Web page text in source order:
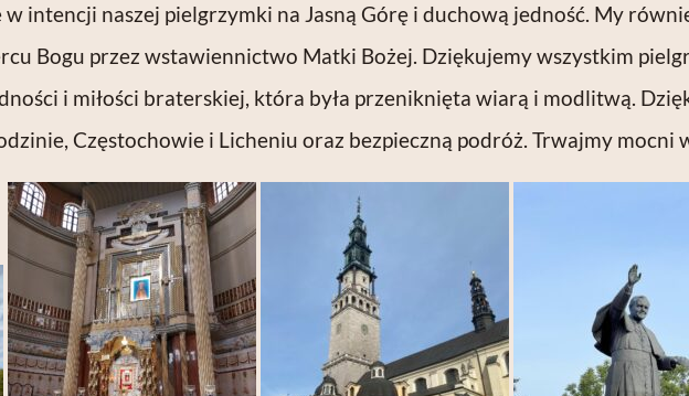
intencji naszej pielgrzymki na Jasną Górę i duchową jedność. My
Bogu przez wstawiennictwo Matki Bożej. Dziękujemy wszystkim
i miłości braterskiej, która była przeniknięta wiarą i modlitwą.
Częstochowie i Licheniu oraz bezpieczną podróż. Trwajmy mocni